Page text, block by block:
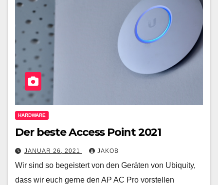
HARDWARE
Der beste Access Point 2021
JANUAR 26, 2021 JAKOB
Wir sind so begeistert von den Geräten von Ubiquity,
dass wir euch gerne den AP AC Pro vorstellen